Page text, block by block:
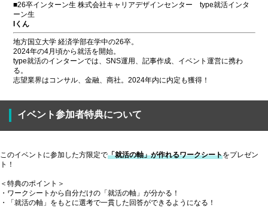
■26卒インターン生 株式会社キャリアデザインセンター type就活インタ
ーン生
Iくん
地方国立大学 経済学部在学中の26卒。
2024年の4月頃から就活を開始。
type就活のインターンでは、SNS運用、記事作成、イベント運営に携わ
る。
志望業界はコンサル、金融、商社。2024年内に内定も獲得！
イベント参加者特典について
このイベントに参加した方限定で「就活の軸」が作れるワークシートをプレゼン
ト！
＜特典のポイント＞
・ワークシートから自分だけの「就活の軸」が分かる！
・「就活の軸」をもとに選考で一貫した回答ができるようになる！